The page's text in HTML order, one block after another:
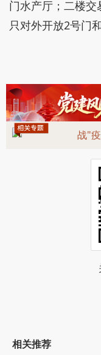
门水产厅；二楼
只对外开放2号门
战"
相关推荐